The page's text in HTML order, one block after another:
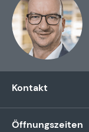
Kontakt
Öffnungszeiten